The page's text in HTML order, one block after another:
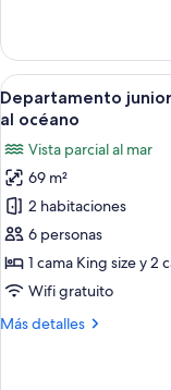
bañera,
vista
al
de
lujo,
1
cama
size,
bañera,
vista
al
océano
Ver
todas
fotos
de
Departamento
junior,
2
habitaciones,
baños,
6
Departamento
al océano
Vista parcial al mar
69 m²
2 habitaciones
6 personas
1 cama King size y 2
Wifi gratuito
Más detalles
Más